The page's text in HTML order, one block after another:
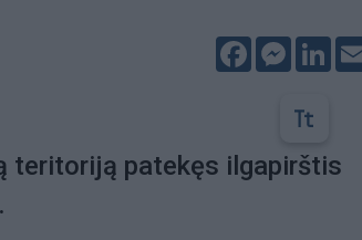
Facebook
teritoriją patekęs ilgapirštis